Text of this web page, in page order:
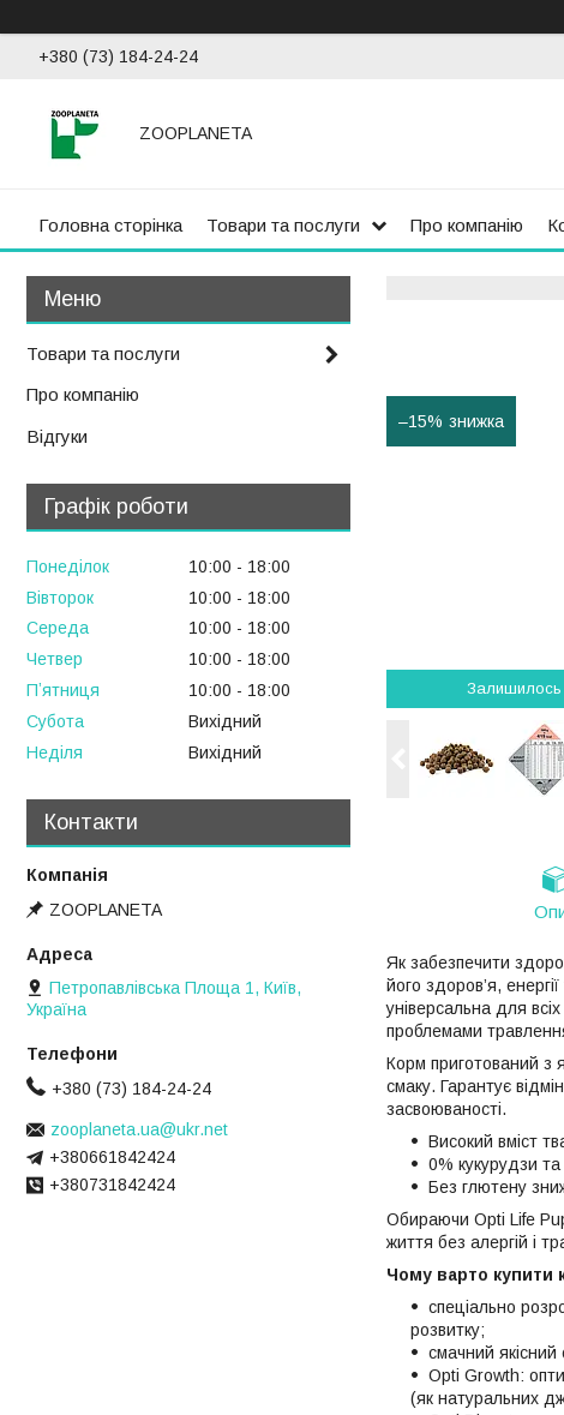
+380 (73) 184-24-24
ZOOPLANETA
Головна сторінка Товари та послуги Про компанію
–15%
Залишилось
Як забезпечити
його здоров’я,
універсальна для
проблемами
Корм приготований з
смаку. Гарантує
засвоюваності.
Високий вміст
0% кукурудзи
Без глютену
Обираючи Opti Life
життя без алергій і
Чому варто
спеціально
розвитку;
смачний якісний
Opti Growth:
(як натуральних
Товари та послуги
Про компанію
Відгуки
Графік роботи
Понеділок 10:00
18:00
Вівторок
10:00
18:00
Середа
10:00
18:00
Четвер
10:00
18:00
Пʼятниця
10:00
18:00
Субота
Вихідний
Неділя
Вихідний
Контакти
ZOOPLANETA
Петропавлівська Площа 1, Київ,
Україна
+380 (73) 184-24-24
zooplaneta.ua@ukr.net
+380661842424
+380731842424